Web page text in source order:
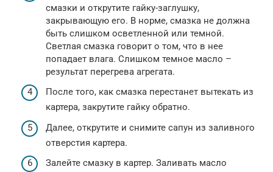
смазки и открутите гайку-заглушку,
закрывающую его. В норме, смазка не должна
быть слишком осветленной или темной.
Светлая смазка говорит о том, что в нее
попадает влага. Слишком темное масло –
результат перегрева агрегата.
После того, как смазка перестанет вытекать из
картера, закрутите гайку обратно.
Далее, открутите и снимите сапун из заливного
отверстия картера.
Залейте смазку в картер. Заливать масло